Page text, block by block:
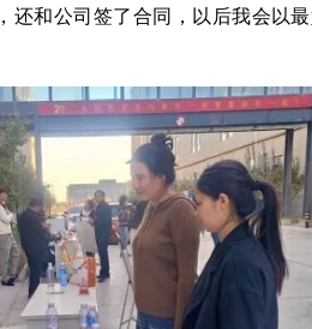
和公司签了合同，以后我会以